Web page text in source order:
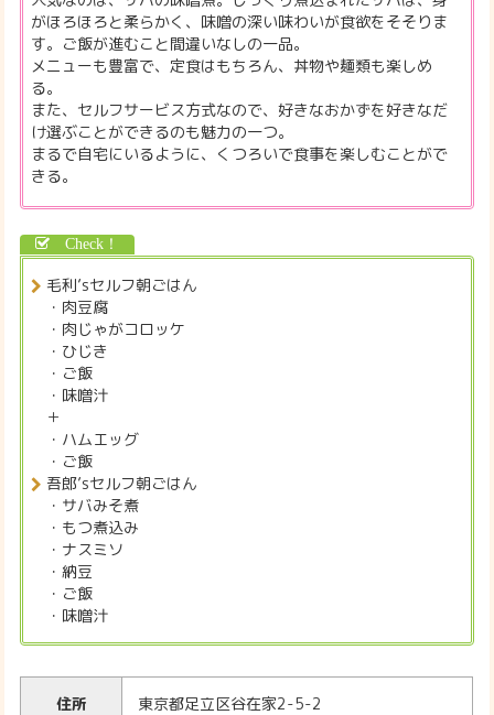
がほろほろと柔らかく、味噌の深い味わいが食欲をそそりま
す。ご飯が進むこと間違いなしの一品。
メニューも豊富で、定食はもちろん、丼物や麺類も楽しめ
る。
また、セルフサービス方式なので、好きなおかずを好きなだ
け選ぶことができるのも魅力の一つ。
まるで自宅にいるように、くつろいで食事を楽しむことがで
きる。
毛利’sセルフ朝ごはん
・肉豆腐
・肉じゃがコロッケ
・ひじき
・ご飯
・味噌汁
＋
・ハムエッグ
・ご飯
吾郎’sセルフ朝ごはん
・サバみそ煮
・もつ煮込み
・ナスミソ
・納豆
・ご飯
・味噌汁
住所 東京都足立区谷在家2-5-2